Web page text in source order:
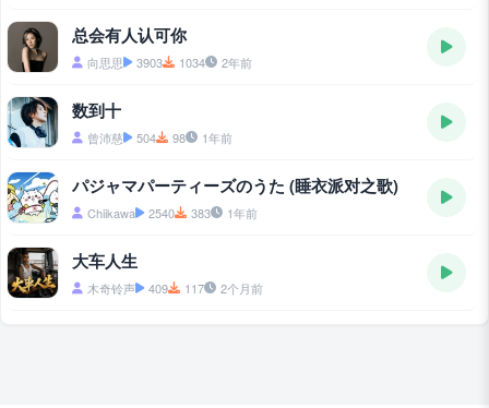
总会有人认可你
向思思 3903 1034 2年前
数到十
曾沛慈 504 98 1年前
パジャマパーティーズのうた (睡衣派对之歌)
Chiikawa 2540 383 1年前
大车人生
木奇铃声 409 117 2个月前